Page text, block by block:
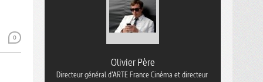
0
Olivier Père
Directeur général d’ARTE France Cinéma et directeur